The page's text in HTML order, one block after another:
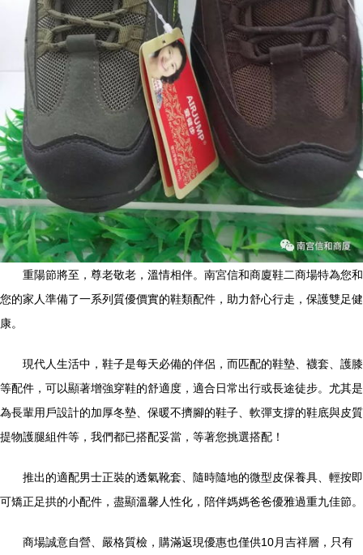
重陽節將至，尊老敬老，溫情相伴。南宮信和商廈鞋二商場特為您和
您的家人準備了一系列質優價實的鞋類配件，助力舒心行走，保護雙足健
康。
現代人生活中，鞋子是每天必備的伴侶，而匹配的鞋墊、襪套、護膝
等配件，可以顯著增強穿鞋的舒適度，適合日常出行或長途徒步。尤其是
為長輩用戶設計的加厚冬墊、保暖不擠腳的鞋子、軟彈支撐的鞋底與皮質
提物護腿組件等，我們都已搭配妥當，等著您挑選搭配！
推出的適配男士正裝的透氣靴套、隨時隨地的微型皮保養具、輕按即
可矯正足拱的小配件，盡顯溫馨人性化，陪伴媽媽爸爸優雅過重九佳節。
商場誠意自營、嚴格質檢，購滿返現優惠也僅供10月吉祥層，只有